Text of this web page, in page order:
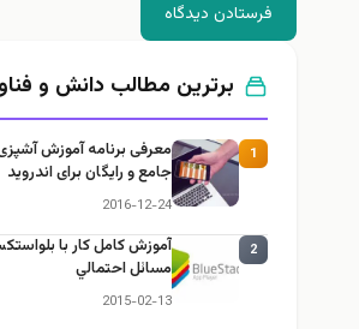
فرستادن دیدگاه
برترین مطالب دانش و فناوری
معرفی برنامه آموزش آشپزی بصورت
جامع و رایگان برای اندروید
2016-12-24
آموزش كامل كار با بلواستكس و حل
مسائل احتمالي
2015-02-13